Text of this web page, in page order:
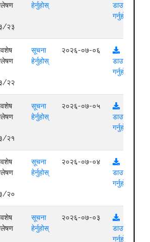
२३
हेर्नुहोस्
डाउनलोड
गर्नुहोस्
२२
सूचना
हेर्नुहोस्
२०२६-०७-०६
डाउनलोड
गर्नुहोस्
२१
सूचना
हेर्नुहोस्
२०२६-०७-०५
डाउनलोड
गर्नुहोस्
२०
सूचना
हेर्नुहोस्
२०२६-०७-०४
डाउनलोड
गर्नुहोस्
सूचना
हेर्नुहोस्
२०२६-०७-०३
डाउनलोड
गर्नुहोस्